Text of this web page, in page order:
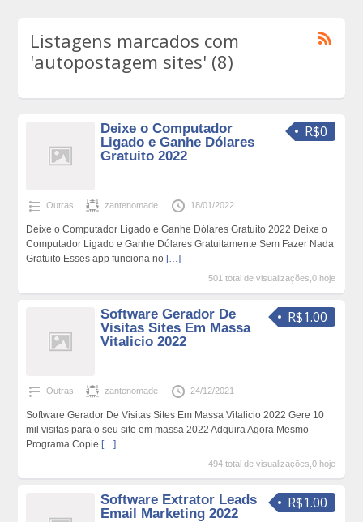
Listagens marcados com
'autopostagem sites' (8)
R$0
Deixe o Computador
Ligado e Ganhe Dólares
Gratuito 2022
Outras zantenomade 18/01/2022
Deixe o Computador Ligado e Ganhe Dólares Gratuito 2022 Deixe o
Computador Ligado e Ganhe Dólares Gratuitamente Sem Fazer Nada
Gratuito Esses app funciona no […]
501 total de visualizações,0 hoje
R$1.00
Software Gerador De
Visitas Sites Em Massa
Vitalicio 2022
Outras zantenomade 24/12/2021
Software Gerador De Visitas Sites Em Massa Vitalicio 2022 Gere 10
mil visitas para o seu site em massa 2022 Adquira Agora Mesmo
Programa Copie […]
494 total de visualizações,0 hoje
R$1.00
Software Extrator Leads
Email Marketing 2022